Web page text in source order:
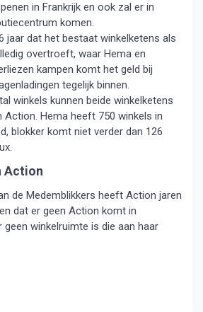
in Frankrijk en ook zal er in
komen.
jaar dat het bestaat winkelketens als
overtroeft, waar Hema en
kampen komt het geld bij
tegelijk binnen.
winkels kunnen beide winkelketens
Action. Hema heeft 750 winkels in
blokker komt niet verder dan 126
Action
de Medemblikkers heeft Action jaren
dat er geen Action komt in
winkelruimte is die aan haar